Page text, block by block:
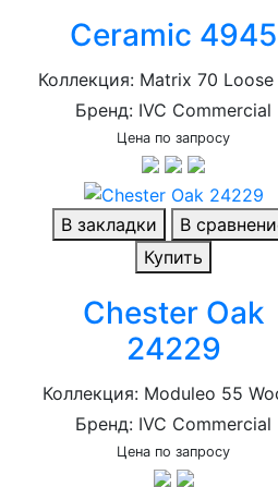
Ceramic 4945
Коллекция: Matrix 70 Loose
Бренд: IVC Commercial
Цена по запросу
В закладки
В
Купить
Chester Oak
24229
Коллекция: Moduleo 55
Бренд: IVC Commercial
Цена по запросу